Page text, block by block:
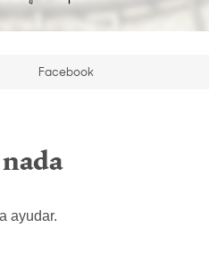
Facebook
ayudar.